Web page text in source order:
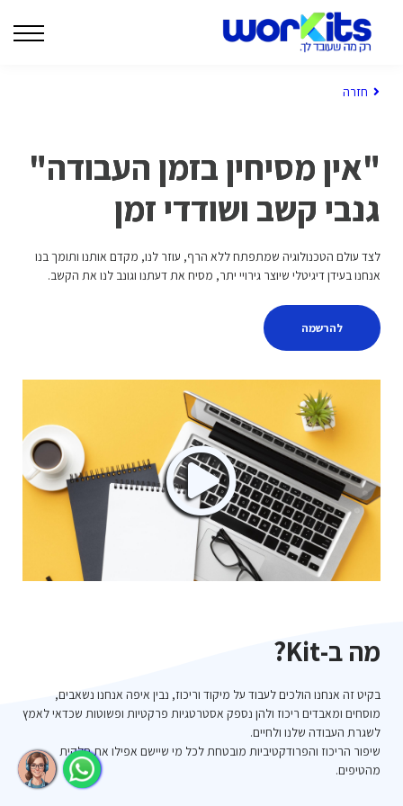
חזרה
"אין מסיחין בזמן העבודה"
גנבי קשב ושודדי זמן
לצד עולם הטכנולוגיה שמתפתח ללא הרף, עוזר לנו, מקדם אותנו ותומך בנו
אנחנו בעידן דיגיטלי שיוצר גירויי יתר, מסיח את דעתנו וגונב לנו את הקשב.
להרשמה
מה ב-Kit?
בקיט זה אנחנו הולכים לעבוד על מיקוד וריכוז, נבין איפה אנחנו נשאבים,
מוסחים ומאבדים ריכוז ולהן נספק אסטרטגיות פרקטיות ופשוטות שכדאי לאמץ
לשגרת העבודה שלנו ולחיים.
שיפור הריכוז והפרודקטיביות מובטחת לכל מי שיישם אפילו את חלקית
מהטיפים.